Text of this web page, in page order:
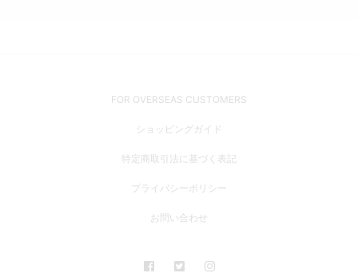
FOR OVERSEAS CUSTOMERS
ショッピングガイド
特定商取引法に基づく表記
プライバシーポリシー
お問い合わせ